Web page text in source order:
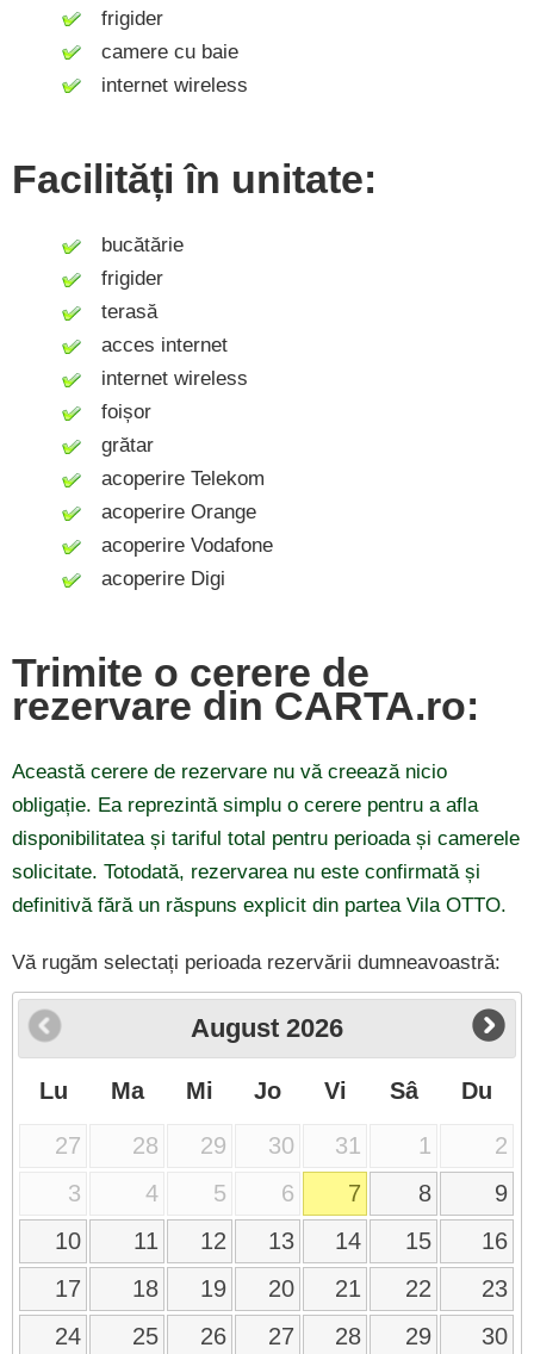
frigider
camere cu baie
internet wireless
Facilități în unitate:
bucătărie
frigider
terasă
acces internet
internet wireless
foișor
grătar
acoperire Telekom
acoperire Orange
acoperire Vodafone
acoperire Digi
Trimite o cerere de
rezervare din CARTA.ro:
Această cerere de rezervare nu vă creează nicio
obligație. Ea reprezintă simplu o cerere pentru a afla
disponibilitatea și tariful total pentru perioada și camerele
solicitate. Totodată, rezervarea nu este confirmată și
definitivă fără un răspuns explicit din partea Vila OTTO.
Vă rugăm selectați perioada rezervării dumneavoastră:
August 2026
Lu Ma Mi Jo Vi Sâ Du
27 28 29 30 31 1
2
3
4 5 6 7 8
9
10
11 12 13 14 15
16
17
18 19 20 21 22
23
24
25 26 27 28 29 30